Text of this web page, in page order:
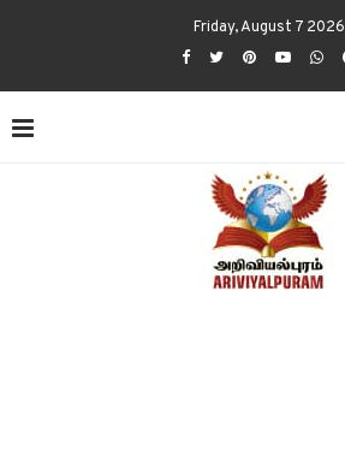
Friday, August 7 2026